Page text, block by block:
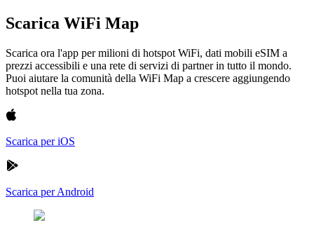
Scarica WiFi Map
Scarica ora l'app per milioni di hotspot WiFi, dati mobili eSIM a
prezzi accessibili e una rete di servizi di partner in tutto il mondo.
Puoi aiutare la comunità della WiFi Map a crescere aggiungendo
hotspot nella tua zona.
Scarica per iOS
Scarica per Android